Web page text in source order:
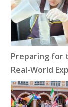
Preparing for
Real-World